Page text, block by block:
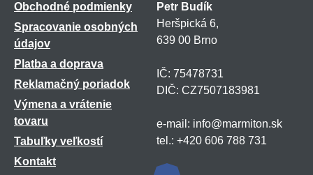
Obchodné podmienky
Spracovanie osobných
údajov
Platba a doprava
Reklamačný poriadok
Výmena a vrátenie
tovaru
Tabuľky veľkostí
Kontakt
Petr Budík
Heršpická 6,
639 00 Brno
IČ: 75478731
DIČ: CZ7507183981
e-mail: info@marmiton.sk
tel.: +420 606 788 731